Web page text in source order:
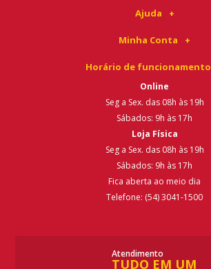
Ajuda
Minha Conta
Horário de funcionamento
Online
Seg a Sex. das 08h às 19h
Sábados: 9h às 17h
Loja Física
Seg a Sex. das 08h às 19h
Sábados: 9h às 17h
Fica aberta ao meio dia
Telefone: (54) 3041-1500
Atendimento
TUDO EM UM